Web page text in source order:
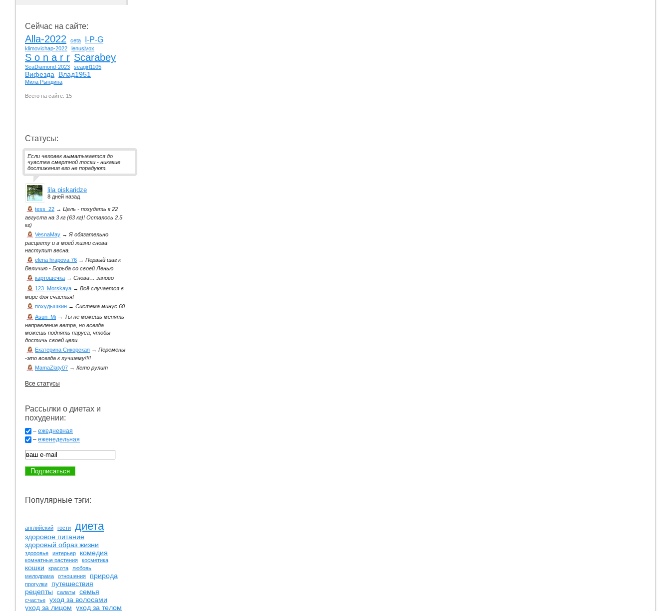
Сейчас на сайте:
Alla-2022 ceta I-P-G
klimovichap-2022 lenusjvox
S o n a r r Scarabey
SeaDiamond-2023 seagirl1105
Вифезда Влад1951
Мила Рындина
Всего на сайте: 15
Статусы:
Если человек выматывается до
чувства смертной тоски - никакие
достижения его не порадуют.
lila piskaridze
8 дней назад
tess_22 → Цель - похудеть к 22
августа на 3 кг (63 кг)! Осталось 2.5
кг)
VesnaMay →Я обязательно
расцвету и в моей жизни снова
наступит весна.
elena hrapova 76 → Первый шаг к
Величию - Борьба со своей Ленью
картошечка → Снова… заново
123_Morskaya → Всё случается в
мире для счастья!
похудышкин → Система минус 60
Asun_Mi → Ты не можешь менять
направление ветра, но всегда
можешь поднять паруса, чтобы
достичь своей цели.
Екатерина Сикорская → Перемены
-это всегда к лучшему!!!!
MamaZlaty07 → Кето рулит
Все статусы
Рассылки о диетах и
похудении:
– ежедневная
– еженедельная
Популярные тэги:
английский гости диета
здоровое питание
здоровый образ жизни
здоровье интерьер комедия
комнатные растения косметика
кошки красота
любовь
мелодрама
отношения природа
прогулки
путешествия
рецепты
салаты семья
счастье
уход за волосами
уход за лицом уход за телом